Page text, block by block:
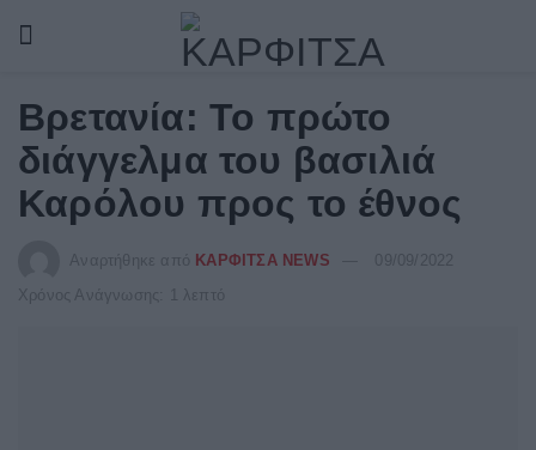
Βρετανία: Το πρώτο
διάγγελμα του βασιλιά
Καρόλου προς το έθνος
Αναρτήθηκε από ΚΑΡΦΙΤΣΑ NEWS
Χρόνος Ανάγνωσης: 1 λεπτό